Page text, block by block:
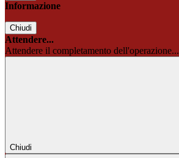
Informazione
Chiudi
Attendere...
Attendere il completamento dell'operazione...
Chiudi